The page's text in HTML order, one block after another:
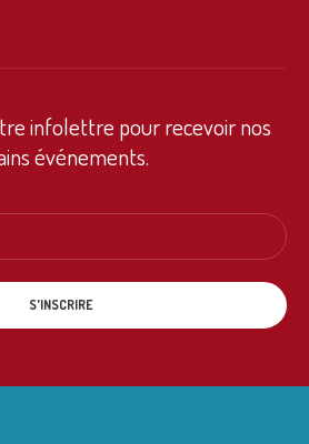
infolettre pour recevoir nos
événements.